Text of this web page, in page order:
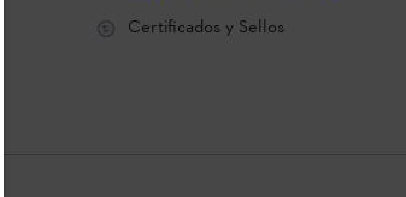
Certificados y Sellos